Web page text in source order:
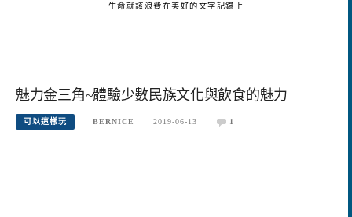
生命就該浪費在美好的文字記錄上
魅力金三角~體驗少數民族文化與飲食的魅力
可以這樣玩 BERNICE 2019-06-13 1